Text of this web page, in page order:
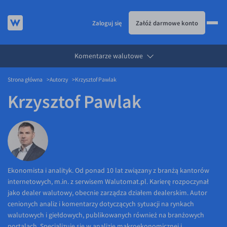
KURSY WALUT
Kursy walut
EUR/PLN
CHF/PLN
GBP/PLN
CZK/PLN
DKK/PLN
NOK/PLN
SEK/PLN
KARTA WIELOWALUTOWA
Karta wielowalutowa
PRZELEWY ZAGRANICZNE
DLA FIRM
Dla firm
API dla biznesu
Partnerstwa
Walutomat Business
Program Afiliacyjny
JAK TO DZIAŁA
Jak to działa
Prowizje i rabaty
Metody płatności
Banki i przelewy
BLOG
Blog
Aktualności
Komentarze walutowe
Zaloguj się Załóż darmowe konto
Komentarze walutowe
Strona główna Autorzy Krzysztof Pawlak
Krzysztof Pawlak
Ekonomista i analityk. Od ponad 10 lat związany z branżą kantorów
internetowych, m.in. z serwisem Walutomat.pl. Karierę rozpoczynał
jako dealer walutowy, obecnie zarządza działem dealerskim. Autor
cenionych analiz i komentarzy dotyczących sytuacji na rynkach
walutowych i giełdowych, publikowanych również na branżowych